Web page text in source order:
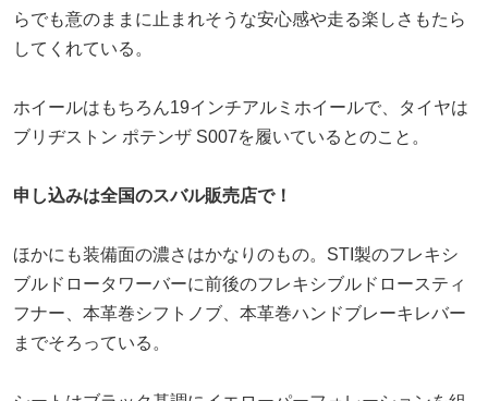
らでも意のままに止まれそうな安心感や走る楽しさもたら
してくれている。
ホイールはもちろん19インチアルミホイールで、タイヤは
ブリヂストン ポテンザ S007を履いているとのこと。
申し込みは全国のスバル販売店で！
ほかにも装備面の濃さはかなりのもの。STI製のフレキシ
ブルドロータワーバーに前後のフレキシブルドロースティ
フナー、本革巻シフトノブ、本革巻ハンドブレーキレバー
までそろっている。